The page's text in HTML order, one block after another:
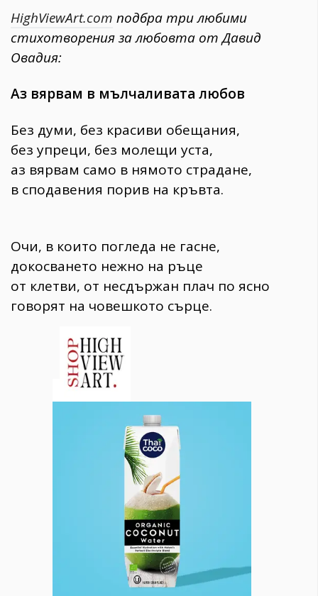
ПОСЛЕДВАЙТЕ
НИ
HighViewArt.com подбра три любими
стихотворения за любовта от Давид
Овадия:
Аз вярвам в мълчаливата любов
Без думи, без красиви обещания,
без упреци, без молещи уста,
аз вярвам само в нямото страдане,
в сподавения порив на кръвта.
Очи, в които погледа не гасне,
докосването нежно на ръце
от клетви, от несдържан плач по ясно
говорят на човешкото сърце.